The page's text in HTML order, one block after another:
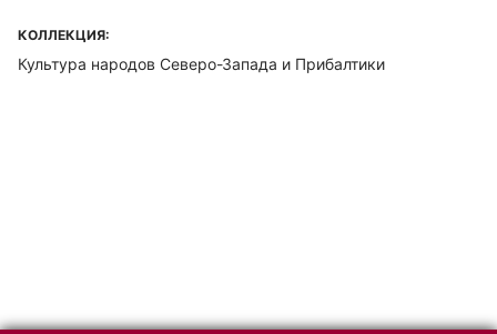
КОЛЛЕКЦИЯ:
Культура народов Северо-Запада и Прибалтики